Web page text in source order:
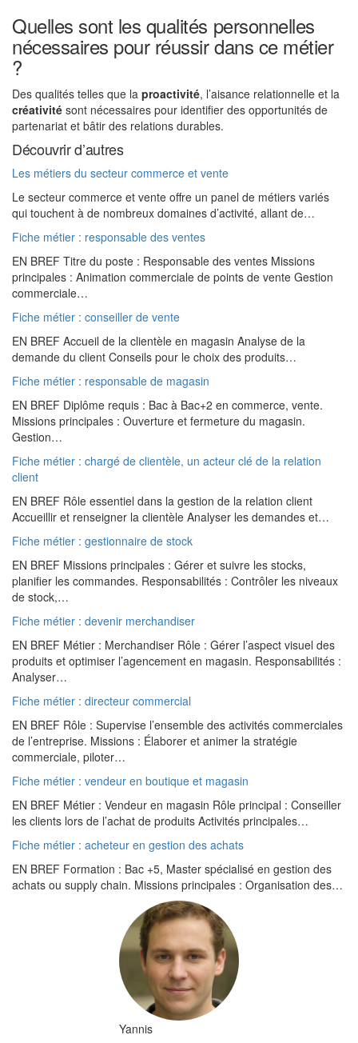
Quelles sont les qualités personnelles
nécessaires pour réussir dans ce métier
?
Des qualités telles que la proactivité, l’aisance relationnelle et la
créativité sont nécessaires pour identifier des opportunités de
partenariat et bâtir des relations durables.
Découvrir d’autres
Les métiers du secteur commerce et vente
Le secteur commerce et vente offre un panel de métiers variés
qui touchent à de nombreux domaines d’activité, allant de…
Fiche métier : responsable des ventes
EN BREF Titre du poste : Responsable des ventes Missions
principales : Animation commerciale de points de vente Gestion
commerciale…
Fiche métier : conseiller de vente
EN BREF Accueil de la clientèle en magasin Analyse de la
demande du client Conseils pour le choix des produits…
Fiche métier : responsable de magasin
EN BREF Diplôme requis : Bac à Bac+2 en commerce, vente.
Missions principales : Ouverture et fermeture du magasin.
Gestion…
Fiche métier : chargé de clientèle, un acteur clé de la relation
client
EN BREF Rôle essentiel dans la gestion de la relation client
Accueillir et renseigner la clientèle Analyser les demandes et…
Fiche métier : gestionnaire de stock
EN BREF Missions principales : Gérer et suivre les stocks,
planifier les commandes. Responsabilités : Contrôler les niveaux
de stock,…
Fiche métier : devenir merchandiser
EN BREF Métier : Merchandiser Rôle : Gérer l’aspect visuel des
produits et optimiser l’agencement en magasin. Responsabilités :
Analyser…
Fiche métier : directeur commercial
EN BREF Rôle : Supervise l’ensemble des activités commerciales
de l’entreprise. Missions : Élaborer et animer la stratégie
commerciale, piloter…
Fiche métier : vendeur en boutique et magasin
EN BREF Métier : Vendeur en magasin Rôle principal : Conseiller
les clients lors de l’achat de produits Activités principales…
Fiche métier : acheteur en gestion des achats
EN BREF Formation : Bac +5, Master spécialisé en gestion des
achats ou supply chain. Missions principales : Organisation des…
Yannis